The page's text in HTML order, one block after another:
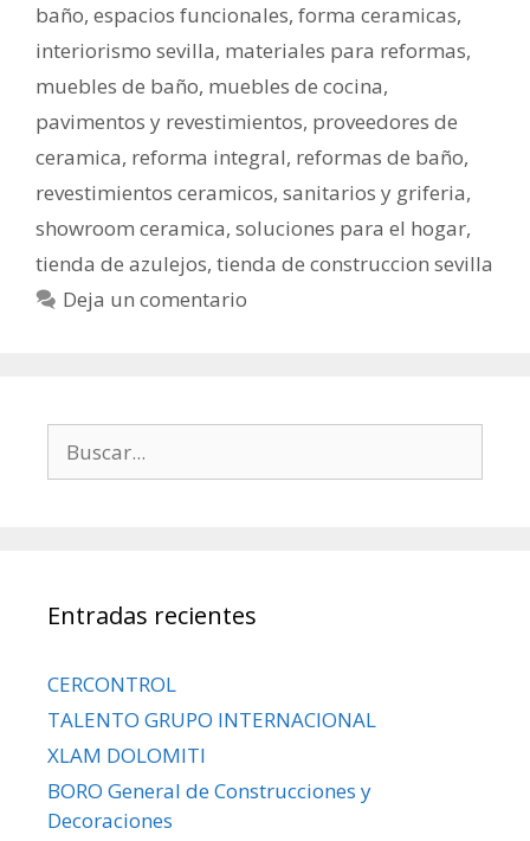
baño, espacios funcionales, forma ceramicas,
interiorismo sevilla, materiales para reformas,
muebles de baño, muebles de cocina,
pavimentos y revestimientos, proveedores de
ceramica, reforma integral, reformas de baño,
revestimientos ceramicos, sanitarios y griferia,
showroom ceramica, soluciones para el hogar,
tienda de azulejos, tienda de construccion sevilla
Deja un comentario
Entradas recientes
CERCONTROL
TALENTO GRUPO INTERNACIONAL
XLAM DOLOMITI
BORO General de Construcciones y
Decoraciones